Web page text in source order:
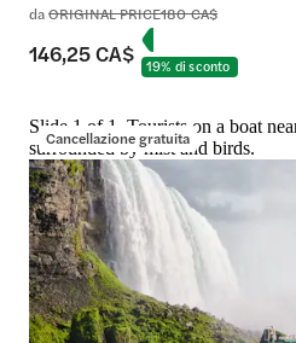
daORIGINAL PRICE180 CA$
146,25 CA$ 19% di sconto
Cancellazione gratuita
Slide 1 of 1, Tourists on a boat
surrounded by mist and birds.